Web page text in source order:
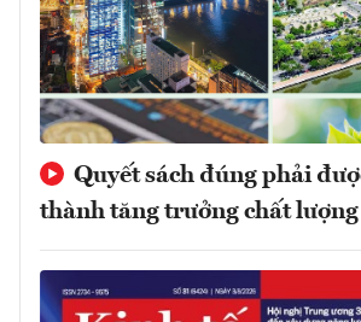
Quyết sách đúng phải
thành tăng trưởng chất lượng